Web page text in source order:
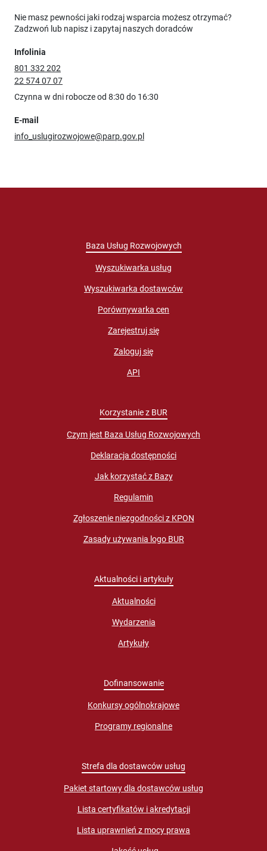
Nie masz pewności jaki rodzaj wsparcia możesz otrzymać?
Zadzwoń lub napisz i zapytaj naszych doradców
Infolinia
801 332 202
22 574 07 07
Czynna w dni robocze od 8:30 do 16:30
E-mail
info_uslugirozwojowe@parp.gov.pl
Baza Usług Rozwojowych
Wyszukiwarka usług
Wyszukiwarka dostawców
Porównywarka cen
Zarejestruj się
Zaloguj się
API
Korzystanie z BUR
Czym jest Baza Usług Rozwojowych
Deklaracja dostępności
Jak korzystać z Bazy
Regulamin
Zgłoszenie niezgodności z KPON
Zasady używania logo BUR
Aktualności i artykuły
Aktualności
Wydarzenia
Artykuły
Dofinansowanie
Konkursy ogólnokrajowe
Programy regionalne
Strefa dla dostawców usług
Pakiet startowy dla dostawców usług
Lista certyfikatów i akredytacji
Lista uprawnień z mocy prawa